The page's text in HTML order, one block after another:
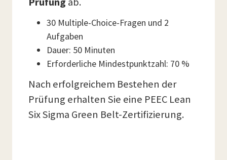
30 Multiple-Choice-Fragen und 2
Aufgaben
Dauer: 50 Minuten
Erforderliche Mindestpunktzahl: 70 %
Nach erfolgreichem Bestehen der
Prüfung erhalten Sie eine PEEC Lean
Six Sigma Green Belt-Zertifizierung.